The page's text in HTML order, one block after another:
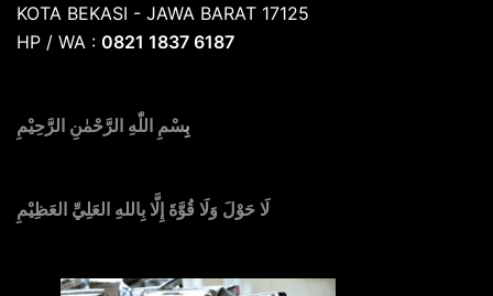
KOTA BEKASI - JAWA BARAT 17125
HP / WA : 0821 1837 6187
بِسْمِ اللّٰهِ الرَّحْمٰنِ الرَّحِيْمِ
لَا حَوْلَ وَلَا قُوَّةَ إِلَّا بِاللهِ العَلِيِّ العَظِيْمِ